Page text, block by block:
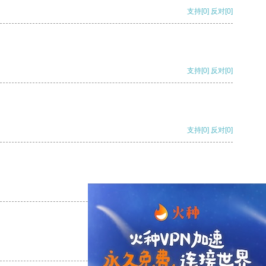
支持[0] 反对[0]
支持[0] 反对[0]
支持[0] 反对[0]
支持 [0] 反对 [0]